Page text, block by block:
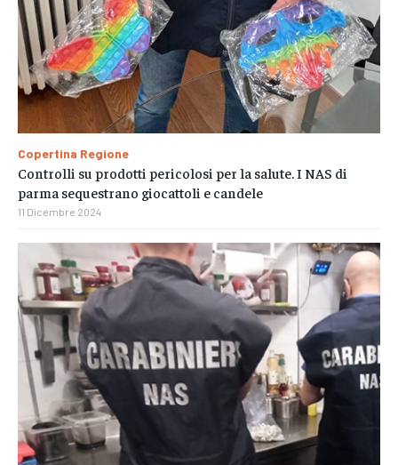
Copertina Regione
Controlli su prodotti pericolosi per la salute. I NAS di
parma sequestrano giocattoli e candele
11 Dicembre 2024